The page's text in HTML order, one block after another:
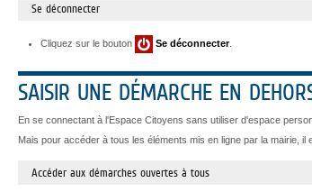
Se déconnecter
Cliquez sur le bouton Se déconnecter.
SAISIR UNE DÉMARCHE EN
En se connectant à l'Espace Citoyens sans utiliser d'espace
Mais pour accéder à tous les éléments mis en ligne par la mairie,
Accéder aux démarches ouvertes à tous